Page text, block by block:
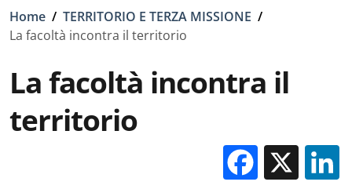
Briciole di pane
Home / TERRITORIO E TERZA MISSIONE /
La facoltà incontra il territorio
La facoltà incontra il
territorio
X